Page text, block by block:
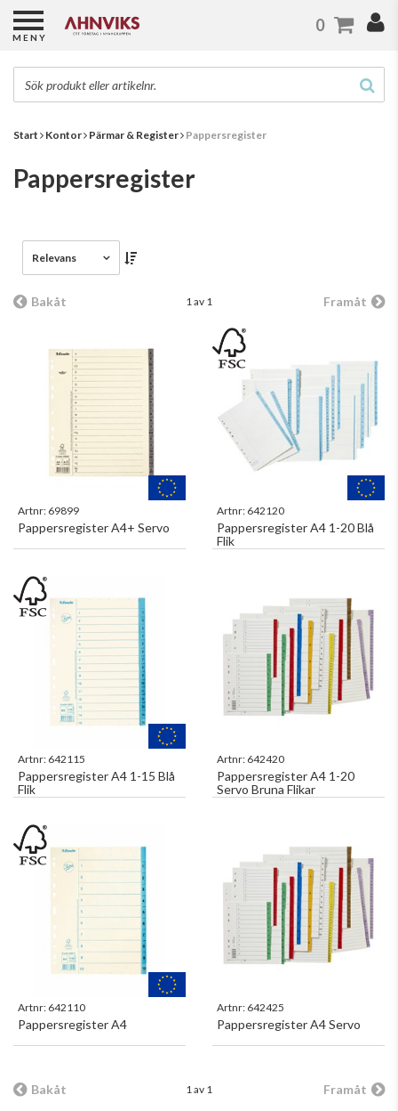
Start Kontor Pärmar & Register Pappersregister
Pappersregister
Relevans
Bakåt 1 av 1 Framåt
Artnr: 69899
Pappersregister A4+ Servo
Artnr: 642120
Pappersregister A4 1-20 Blå
Flik
Artnr: 642115
Pappersregister A4 1-15 Blå
Flik
Artnr: 642420
Pappersregister A4 1-20
Servo Bruna Flikar
Artnr: 642110
Pappersregister A4
Artnr: 642425
Pappersregister A4 Servo
Bakåt 1 av 1 Framåt
MENY
0